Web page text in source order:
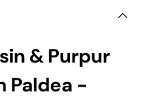
& Purpur
Paldea -